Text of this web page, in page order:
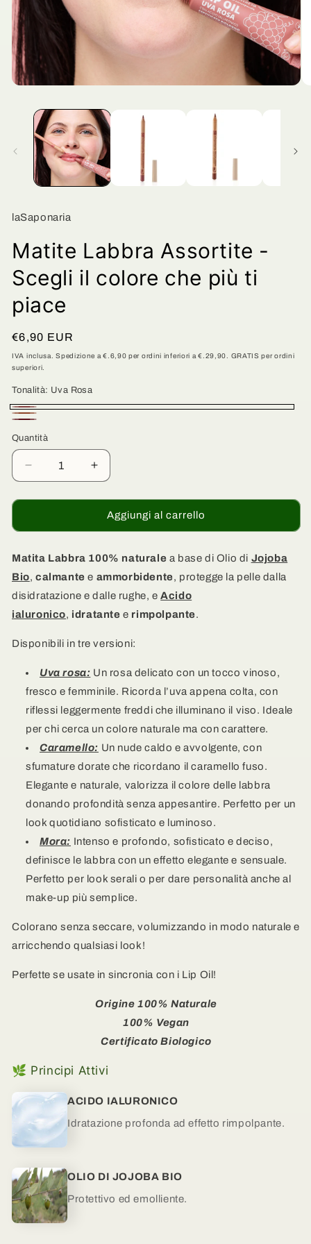
multimediali
finestra
modale
laSaponaria
Matite Labbra Assortite -
Scegli il colore che più ti
piace
Prezzo
di
listino
€6,90 EUR
IVA inclusa. Spedizione a €.6,90 per ordini inferiori a €.29,90. GRATIS per ordini
superiori.
Tonalità: Uva Rosa
Uva
Rosa
Caramello
Quantità
Quantità
Diminuisci
quantità
per
Labbra
-
Scegli
colore
che
ti
Aumenta
quantità
per
Matite
Labbra
-
Scegli
colore
che
ti
Aggiungi al carrello
Matita Labbra 100% naturale a base di Olio di Jojoba
Bio,calmante e ammorbidente, protegge la pelle dalla
disidratazione e dalle rughe, eAcido
ialuronico, idratante e rimpolpante.
Disponibili in tre versioni:
Uva rosa: Un rosa delicato con un tocco vinoso,
fresco e femminile. Ricorda l’uva appena colta, con
riflessi leggermente freddi che illuminano il viso. Ideale
per chi cerca un colore naturale ma con carattere.
Caramello: Un nude caldo e avvolgente, con
sfumature dorate che ricordano il caramello fuso.
Elegante e naturale, valorizza il colore delle labbra
donando profondità senza appesantire. Perfetto per un
look quotidiano sofisticato e luminoso.
Mora: Intenso e profondo, sofisticato e deciso,
definisce le labbra con un effetto elegante e sensuale.
Perfetto per look serali o per dare personalità anche al
make-up più semplice.
Colorano senza seccare, volumizzando in modo naturale e
arricchendo qualsiasi look!
Perfette se usate in sincronia con i Lip Oil!
Origine 100% Naturale
100% Vegan
Certificato Biologico
🌿 Principi Attivi
ACIDO IALURONICO
Idratazione profonda ad effetto rimpolpante.
OLIO DI JOJOBA BIO
Protettivo ed emolliente.